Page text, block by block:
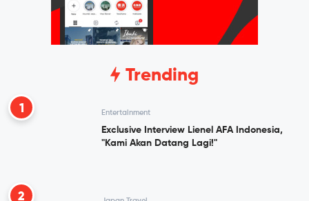
Trending
1 Entertainment
Exclusive Interview Lienel AFA Indonesia,
"Kami Akan Datang Lagi!"
2